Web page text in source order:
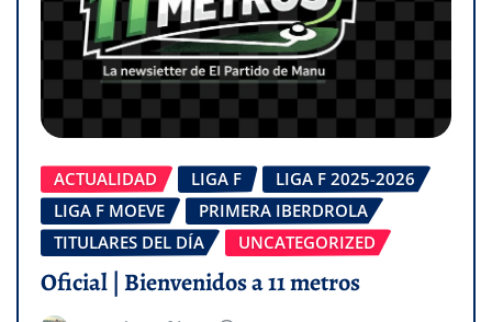
ACTUALIDAD LIGA F
LIGA F 2025-2026
LIGA F MOEVE
PRIMERA IBERDROLA
TITULARES DEL DÍA
UNCATEGORIZED
Oficial | Bienvenidos a 11 metros